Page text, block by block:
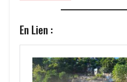
En Lien :